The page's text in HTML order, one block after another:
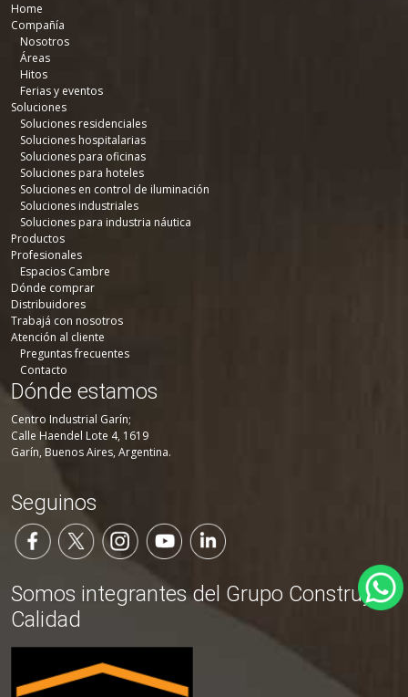
Home
Compañía
Nosotros
Áreas
Hitos
Ferias y eventos
Soluciones
Soluciones residenciales
Soluciones hospitalarias
Soluciones para oficinas
Soluciones para hoteles
Soluciones en control de iluminación
Soluciones industriales
Soluciones para industria náutica
Productos
Profesionales
Espacios Cambre
Dónde comprar
Distribuidores
Trabajá con nosotros
Atención al cliente
Preguntas frecuentes
Contacto
Dónde estamos
Centro Industrial Garín;
Calle Haendel Lote 4, 1619
Garín, Buenos Aires, Argentina.
Seguinos
Somos integrantes del Grupo Construya
Calidad